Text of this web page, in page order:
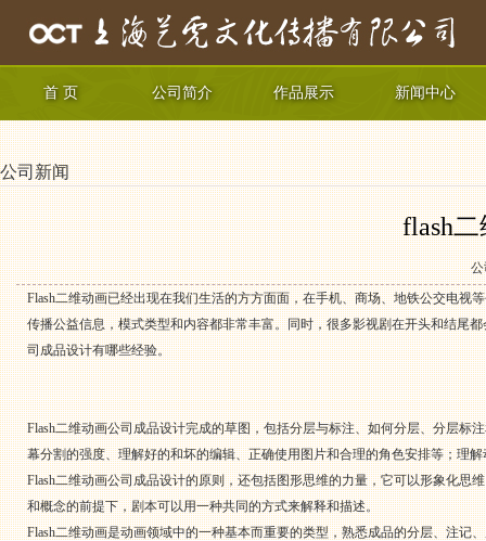
首 页 公司简介 作品展示 新闻中心
公司新闻
flash
公
Flash二维动画已经出现在我们生活的方方面面，在手机、商场、地铁公交电视
传播公益信息，模式类型和内容都非常丰富。同时，很多影视剧在开头和结尾
司成品设计有哪些经验。
Flash二维动画公司成品设计完成的草图，包括分层与标注、如何分层、分层标
幕分割的强度、理解好的和坏的编辑、正确使用图片和合理的角色安排等；理
Flash二维动画公司成品设计的原则，还包括图形思维的力量，它可以形象化
和概念的前提下，剧本可以用一种共同的方式来解释和描述。
Flash二维动画是动画领域中的一种基本而重要的类型，熟悉成品的分层、注